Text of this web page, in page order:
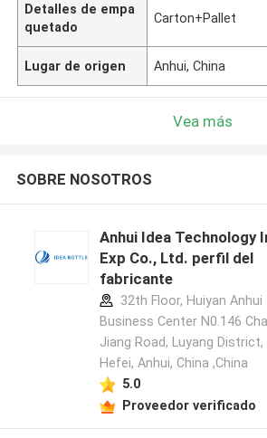
Detalles de empa
quetado
Carton+Pallet
Lugar de origen Anhui, China
Vea más
SOBRE NOSOTROS
Anhui Idea Technology
Exp Co., Ltd. perfil del
fabricante
32th Floor, Huiyan Anhui
Business Center N0.146
Jiang Road, Luyang District,
Hefei, Anhui, China ,China
5.0
Proveedor verificado